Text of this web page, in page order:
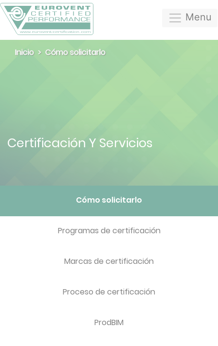
Menu
Inicio Cómo solicitarlo
Certificación Y Servicios
Cómo solicitarlo
Programas de certificación
Marcas de certificación
Proceso de certificación
ProdBIM